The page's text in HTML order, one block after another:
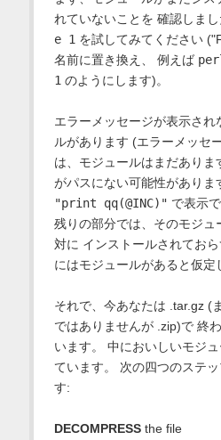
れていないことを 確認しま
e 1 を試してみてください
名前に置き換え、 例えば
1 のようにします)。
エラーメッセージが表示され
ルがあります (エラーメッセ
は、モジュールはまだあり
がパスにない可能性がありま
"print qq(@INC)" で表示
残りの部分では、そのモジュ
対に インストールされてお
にはモジュールがあると仮定
それで、今あなたは .tar.gz (
ではありませんが .zip)で 終
います。 中においしいモジ
ています。 次の四つのステ
す:
DECOMPRESSthe file